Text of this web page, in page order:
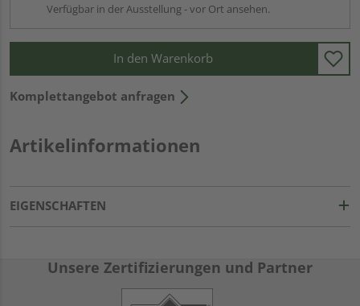
Verfügbar in der Ausstellung - vor Ort ansehen.
In den Warenkorb
Komplettangebot anfragen
Artikelinformationen
EIGENSCHAFTEN
Unsere Zertifizierungen und Partner